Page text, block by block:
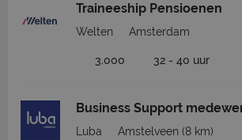
Traineeship Pensioenen
Welten Amsterdam
3.000 32 - 40 uur
Business Support
Luba Amstelveen (8 km)